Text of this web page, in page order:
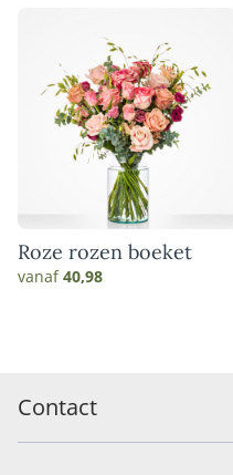
Roze rozen boeket
vanaf40,98
Contact